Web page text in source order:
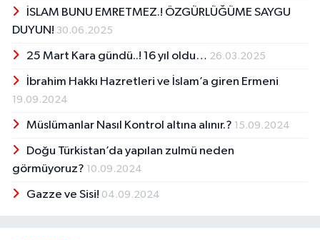
İSLAM BUNU EMRETMEZ.! ÖZGÜRLÜĞÜME SAYGU
DUYUN! 30.06.2025
25 Mart Kara gündü..! 16 yıl oldu… 26.03.2025
İbrahim Hakkı Hazretleri ve İslam’a giren Ermeni
19.09.2024
Müslümanlar Nasıl Kontrol altına alınır.? 15.09.2024
Doğu Türkistan’da yapılan zulmü neden
görmüyoruz? 10.09.2024
Gazze ve Sisi! 04.09.2024